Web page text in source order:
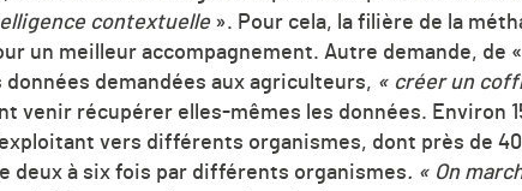
contextuelle ». Pour cela, la filière de la
un meilleur accompagnement. Autre demande, de «
demandées aux agriculteurs, « créer un
venir récupérer elles-mêmes les données. Environ
vers différents organismes, dont près de
deux à six fois par différents organismes. « On